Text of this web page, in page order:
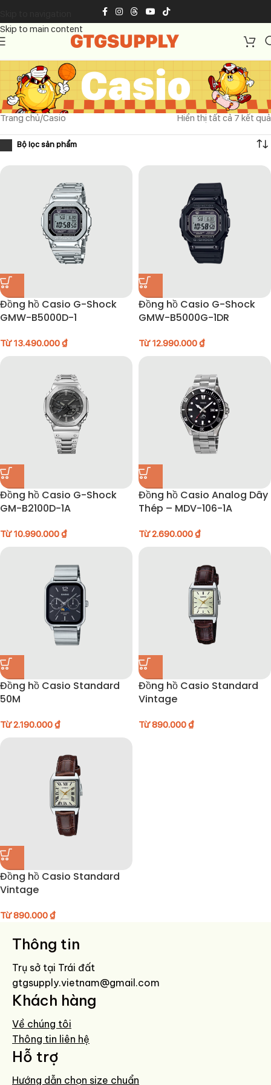
Skip to main content
Casio
Trang chủ Casio Hiển thị tất cả 7 kết quả
Đồng hồ Casio G-Shock
GMW-B5000D-1
Từ13.490.000₫
Đồng hồ Casio G-Shock
GMW-B5000G-1DR
Từ12.990.000₫
Đồng hồ Casio G-Shock
GM-B2100D-1A
Từ10.990.000₫
Đồng hồ Casio Analog Dây
Thép – MDV-106-1A
Từ2.690.000₫
Đồng hồ Casio Standard
50M
Từ2.190.000₫
Đồng hồ Casio Standard
Vintage
Từ890.000₫
Đồng hồ Casio Standard
Vintage
Từ890.000₫
Thông tin
Trụ sở tại Trái đất
gtgsupply.vietnam@gmail.com
Khách hàng
Về chúng tôi
Thông tin liên hệ
Hỗ trợ
Hướng dẫn chọn size chuẩn